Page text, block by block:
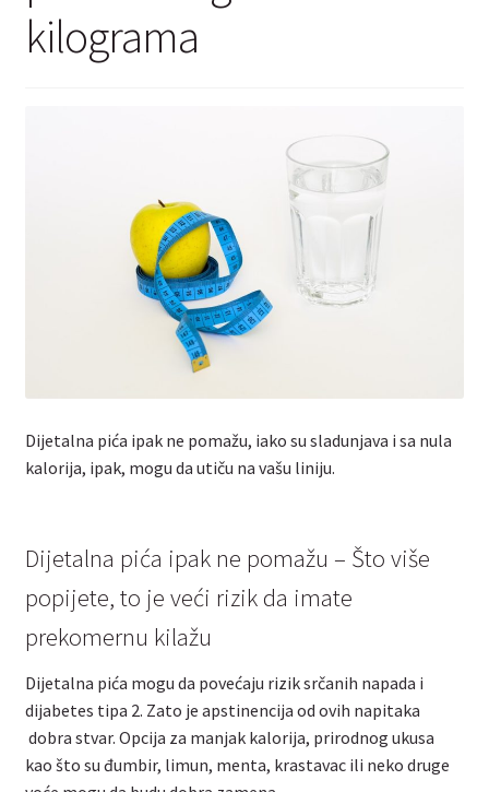
Kontakt
kilograma
Dijetalna pića ipak ne pomažu, iako su sladunjava i sa nula
kalorija, ipak, mogu da utiču na vašu liniju.
Dijetalna pića ipak ne pomažu – Što više
popijete, to je veći rizik da imate
prekomernu kilažu
Dijetalna pića mogu da povećaju rizik srčanih napada i
dijabetes tipa 2. Zato je apstinencija od ovih napitaka
dobra stvar. Opcija za manjak kalorija, prirodnog ukusa
kao što su đumbir, limun, menta, krastavac ili neko druge